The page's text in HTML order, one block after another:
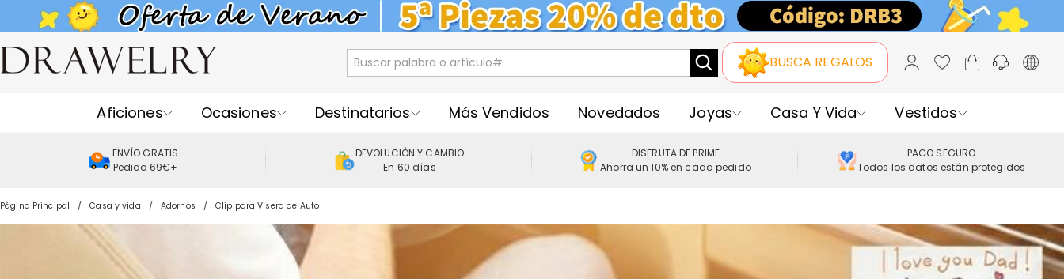
BUSCA REGALOS
Aficiones Ocasiones Destinatarios Más Vendidos Novedados Joyas Casa Y Vida Vestidos
ENVÍO GRATIS
Pedido 69€+
DEVOLUCIÓN Y CAMBIO
En 60 días
DISFRUTA DE PRIME
Ahorra un 10% en cada pedido
PAGO SEGURO
Todos los datos están protegidos
Página Principal Casa y vida Adornos Clip para Visera de Auto